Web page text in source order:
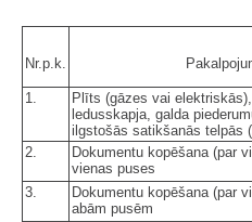
Nr.p.k.
1.
Plīts (gāzes vai
ledusskapja, galda
ilgstošās satikšanās telpās
2.
Dokumentu kopēšana (par
vienas puses
3.
Dokumentu kopēšana (par
abām pusēm